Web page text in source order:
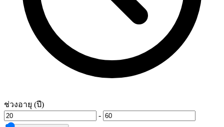
ช่วงอายุ (ปี)
-